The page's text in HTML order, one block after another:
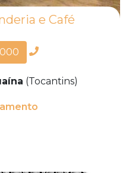
e Café
(Tocantins)